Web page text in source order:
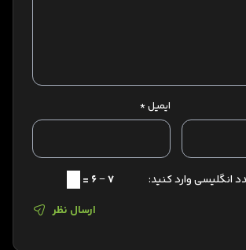
ایمیل*
انگلیسی وارد کنید:
7 − 6 =
ارسال نظر